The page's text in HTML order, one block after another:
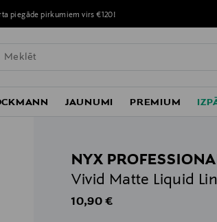
piegāde pirkumiem virs €120!
JAUNUMI PREMIUM
NYX
Vivid Matte Liquid
Original Price
10,90 €